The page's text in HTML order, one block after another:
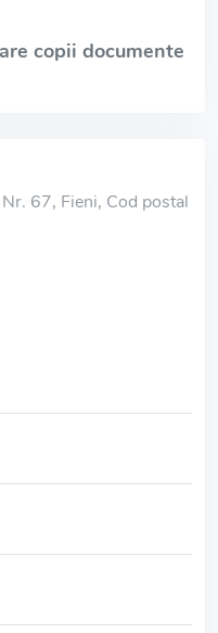
copii documente
67, Fieni, Cod postal